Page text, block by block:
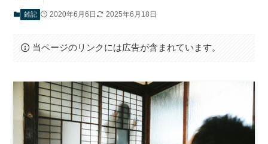
雑記 2020年6月6日 2025年6月18日
当ページのリンクには広告が含まれています。